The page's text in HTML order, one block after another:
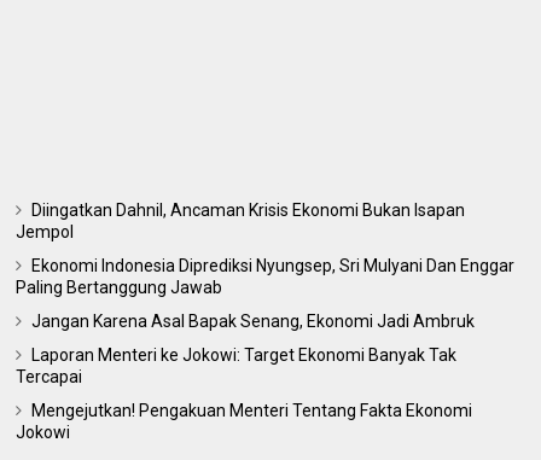
Diingatkan Dahnil, Ancaman Krisis Ekonomi Bukan Isapan
Jempol
Ekonomi Indonesia Diprediksi Nyungsep, Sri Mulyani Dan Enggar
Paling Bertanggung Jawab
Jangan Karena Asal Bapak Senang, Ekonomi Jadi Ambruk
Laporan Menteri ke Jokowi: Target Ekonomi Banyak Tak
Tercapai
Mengejutkan! Pengakuan Menteri Tentang Fakta Ekonomi
Jokowi